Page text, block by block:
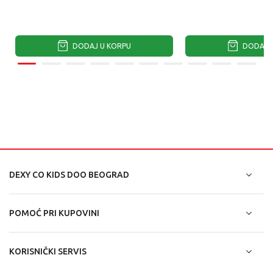
DODAJ U KORPU DODAJ
DEXY CO KIDS DOO BEOGRAD
POMOĆ PRI KUPOVINI
KORISNIČKI SERVIS